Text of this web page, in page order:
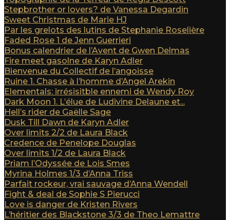
Stepbrother or lovers? de Vanessa Degardin
Sweet Christmas de Marie HJ
Par les grelots des lutins de Stephanie Roselière
Faded Rose 1 de Jenn Guerrieri
Bonus calendrier de l’Avent de Gwen Delmas
Fire meet gasolne de Karyn Adler
Bienvenue du Collectif de l’angoisse
Ruine 1. Chasse à l’homme d’Angel Arekin
Elementals: irrésisitble ennemi de Wendy Roy
Dark Moon 1. L’élue de Ludivine Delaune et...
Hell’s rider de Gaëlle Sage
Dusk Till Dawn de Karyn Adler
Over limits 2/2 de Laura Black
Credence de Penelope Douglas
Over limits 1/2 de Laura Black
Priam l’Odyssée de Lois Smes
Myrina Holmes 1/3 d’Anna Triss
Parfait rockeur, vrai sauvage d’Anna Wendell
Fight & deal de Sophie S Pierucci
Love is danger de Kristen Rivers
L’héritier des Blackstone 3/3 de Theo Lemattre